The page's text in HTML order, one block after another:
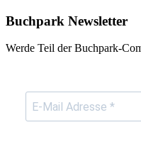
Buchpark Newsletter
Werde Teil der Buchpark-